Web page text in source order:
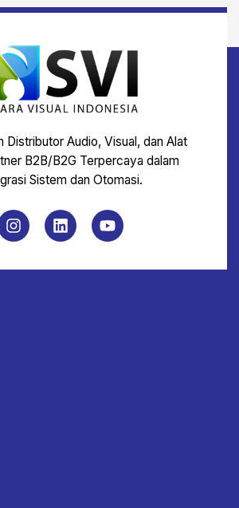
Distributor Audio, Visual, dan Alat
B2B/B2G Terpercaya dalam
Sistem dan Otomasi.